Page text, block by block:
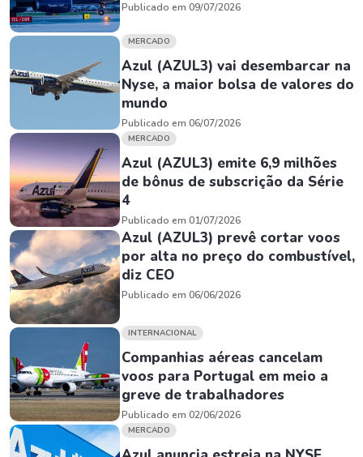
Publicado em 09/07/2026
MERCADO
Azul (AZUL3) vai desembarcar na
Nyse, a maior bolsa de valores do
mundo
Publicado em 06/07/2026
MERCADO
Azul (AZUL3) emite 6,9 milhões
de bônus de subscrição da Série
4
Publicado em 01/07/2026
Azul (AZUL3) prevê cortar voos
por alta no preço do combustível,
diz CEO
Publicado em 06/06/2026
INTERNACIONAL
Companhias aéreas cancelam
voos para Portugal em meio a
greve de trabalhadores
Publicado em 02/06/2026
MERCADO